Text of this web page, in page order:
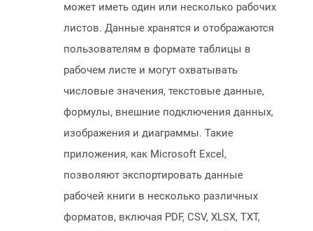
может иметь один или несколько рабочих
листов. Данные хранятся и отображаются
пользователям в формате таблицы в
рабочем листе и могут охватывать
числовые значения, текстовые данные,
формулы, внешние подключения данных,
изображения и диаграммы. Такие
приложения, как Microsoft Excel,
позволяют экспортировать данные
рабочей книги в несколько различных
форматов, включая PDF, CSV, XLSX, TXT,